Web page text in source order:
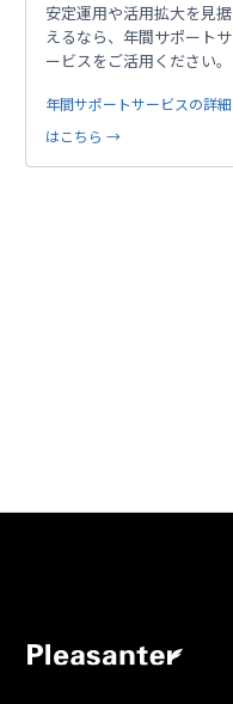
安定運用や活用拡大を見据
えるなら、年間サポートサ
ービスをご活用ください。
年間サポートサービスの詳細
はこちら →